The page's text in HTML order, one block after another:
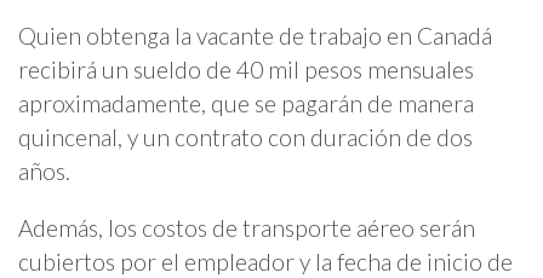
Quien obtenga la vacante de trabajo en Canadá
recibirá un sueldo de 40 mil pesos mensuales
aproximadamente, que se pagarán de manera
quincenal, y un contrato con duración de dos
años.
Además, los costos de transporte aéreo serán
cubiertos por el empleador y la fecha de inicio de